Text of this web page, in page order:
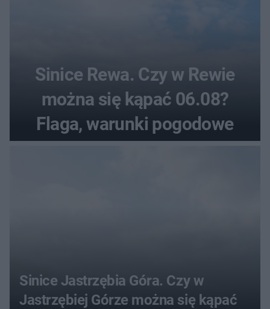
Sinice Rewa. Czy w Rewie
można się kąpać 06.08?
Flaga, warunki pogodowe
Sinice Jastrzębia Góra. Czy w
Jastrzębiej Górze można się kąpać